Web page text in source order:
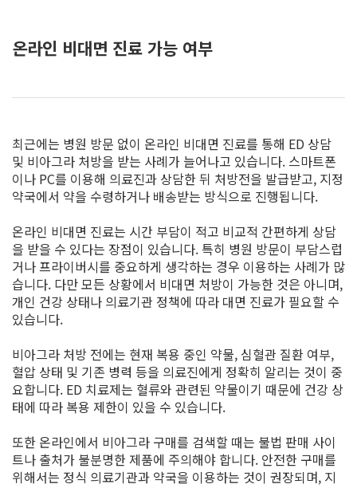
온라인 비대면 진료 가능 여부
최근에는 병원 방문 없이 온라인 비대면 진료를 통해 ED 상담
및 비아그라 처방을 받는 사례가 늘어나고 있습니다. 스마트폰
이나 PC를 이용해 의료진과 상담한 뒤 처방전을 발급받고, 지정
약국에서 약을 수령하거나 배송받는 방식으로 진행됩니다.
온라인 비대면 진료는 시간 부담이 적고 비교적 간편하게 상담
을 받을 수 있다는 장점이 있습니다. 특히 병원 방문이 부담스럽
거나 프라이버시를 중요하게 생각하는 경우 이용하는 사례가 많
습니다. 다만 모든 상황에서 비대면 처방이 가능한 것은 아니며,
개인 건강 상태나 의료기관 정책에 따라 대면 진료가 필요할 수
있습니다.
비아그라 처방 전에는 현재 복용 중인 약물, 심혈관 질환 여부,
혈압 상태 및 기존 병력 등을 의료진에게 정확히 알리는 것이 중
요합니다. ED 치료제는 혈류와 관련된 약물이기 때문에 건강 상
태에 따라 복용 제한이 있을 수 있습니다.
또한 온라인에서 비아그라 구매를 검색할 때는 불법 판매 사이
트나 출처가 불분명한 제품에 주의해야 합니다. 안전한 구매를
위해서는 정식 의료기관과 약국을 이용하는 것이 권장되며, 지